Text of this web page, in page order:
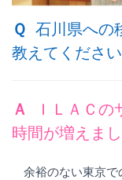
Ｑ 石川県への
教えてください
Ａ
ＩＬＡＣ
時間が増えまし
余裕のない東京で